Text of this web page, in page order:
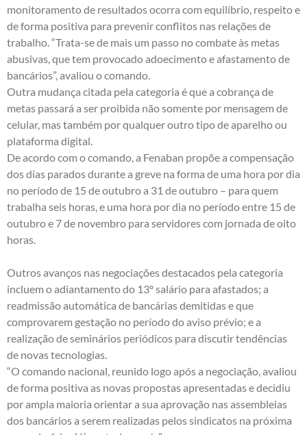
monitoramento de resultados ocorra com equilíbrio, respeito e
de forma positiva para prevenir conflitos nas relações de
trabalho. “Trata-se de mais um passo no combate às metas
abusivas, que tem provocado adoecimento e afastamento de
bancários”, avaliou o comando.
Outra mudança citada pela categoria é que a cobrança de
metas passará a ser proibida não somente por mensagem de
celular, mas também por qualquer outro tipo de aparelho ou
plataforma digital.
De acordo com o comando, a Fenaban propõe a compensação
dos dias parados durante a greve na forma de uma hora por dia
no período de 15 de outubro a 31 de outubro – para quem
trabalha seis horas, e uma hora por dia no período entre 15 de
outubro e 7 de novembro para servidores com jornada de oito
horas.
Outros avanços nas negociações destacados pela categoria
incluem o adiantamento do 13º salário para afastados; a
readmissão automática de bancárias demitidas e que
comprovarem gestação no período do aviso prévio; e a
realização de seminários periódicos para discutir tendências
de novas tecnologias.
“O comando nacional, reunido logo após a negociação, avaliou
de forma positiva as novas propostas apresentadas e decidiu
por ampla maioria orientar a sua aprovação nas assembleias
dos bancários a serem realizadas pelos sindicatos na próxima